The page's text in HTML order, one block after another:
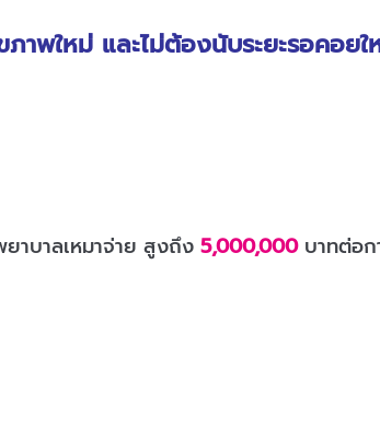
พใหม่ และไม่ต้องนับระยะรอคอยใ
าบาลเหมาจ่าย สูงถึง 5,000,000บาทต่อก